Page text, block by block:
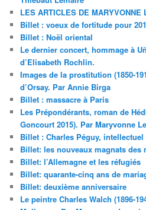
LES ARTICLES DE
Billet : voeux de fortitude pour
Billet : Noël oriental
Le dernier concert, hommage à
d’Elisabeth Rochlin.
Images de la prostitution (1850-
d’Orsay. Par Annie Birga
Billet : massacre à Paris
Les Prépondérants, roman de
Goncourt 2015). Par Maryvonne
Billet : Charles Péguy,
Billet: les nouveaux magnats des
Billet: l’Allemagne et les réfugiés
Billet: quarante-cinq ans de
Billet: deuxième anniversaire
Le peintre Charles Walch (1896-